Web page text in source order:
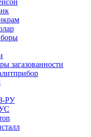
загазованности
РУ